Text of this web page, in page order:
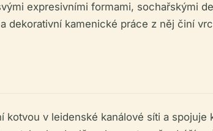
expresivními formami, sochařskými
dekorativní kamenické práce z něj činí
v leidenské kanálové síti a